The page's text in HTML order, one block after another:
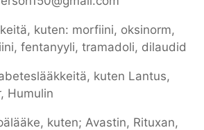
kuten: morfiini, oksinorm,
fentanyyli, tramadoli, dilaudid
kuten Lantus,
Humulin
kuten; Avastin, Rituxan,